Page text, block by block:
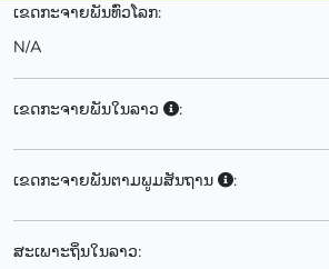
ເຂດກະຈາຍພັນທົ່ວໂລກ:
N/A
ເຂດກະຈາຍພັນໃນລາວ :
ເຂດກະຈາຍພັນຕາມພູມສັນຖານ :
ສະເພາະຖິ່ນໃນລາວ: